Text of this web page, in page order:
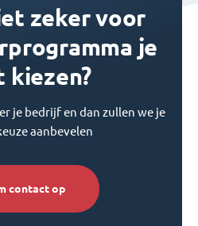
zeker voor
je
kiezen?
je bedrijf en dan zullen we je
aanbevelen
contact op